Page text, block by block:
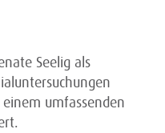
Seelig als
umfassenden